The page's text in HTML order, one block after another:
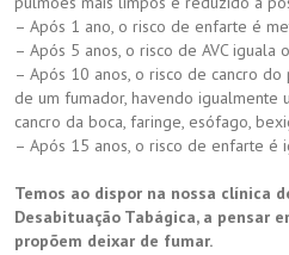
– Após 1 ano, o risco de enfarte é
– Após 5 anos, o risco de AVC iguala
– Após 10 anos, o risco de cancro
de um fumador, havendo igualmente
cancro da boca, faringe, esófago,
– Após 15 anos, o risco de enfarte é
Temos ao dispor na nossa clínica
Desabituação Tabágica, a pensar
propõem deixar de fumar.